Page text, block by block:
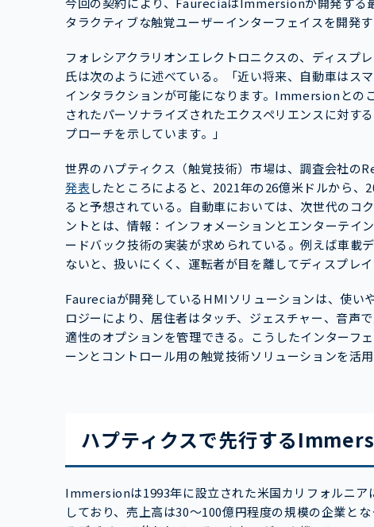
タラクティブな触覚ユーザーインターフェイスを開発す
フォレシアクラリオンエレクトロニクスの、ディス
氏は次のように述べている。「近い将来、自動車はス
インタラクションが可能になります。Immersionとの
されたパーソナライズされたエクスペリエンスに対す
プローチを示しています。」
世界のハプティクス（触覚技術）市場は、調査会社
発表したところによると、2021年の26億米ドルから、
ると予想されている。自動車においては、次世代のコ
ントとは、情報：インフォメーションとエンターテイ
ードバック技術の実装が求められている。例えば車載
ないと、扱いにくく、運転者が目を離してディスプレ
Faureciaが開発しているHMIソリューションは、使い
ロジーにより、居住者はタッチ、ジェスチャー、音声
適性のオプションを管理できる。こうしたインター
ーンとコントロール用の触覚技術ソリューションを活用
ハプティクスで先行する
Immersionは1993年に設立された米国カリフォルニ
しており、売上高は30～100億円程度の規模の企業と